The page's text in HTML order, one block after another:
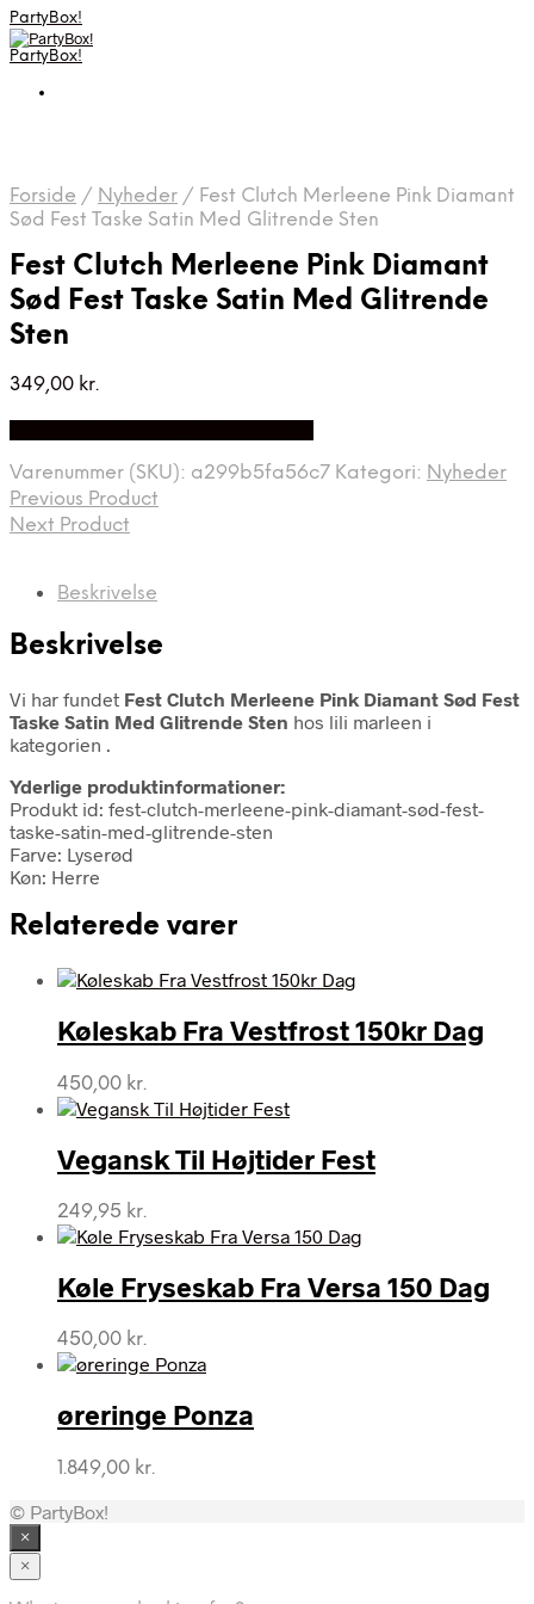
PartyBox!
PartyBox!
Forside / Nyheder / Fest Clutch Merleene Pink Diamant
Sød Fest Taske Satin Med Glitrende Sten
Fest Clutch Merleene Pink Diamant
Sød Fest Taske Satin Med Glitrende
Sten
349,00 kr.
Varenummer (SKU): a299b5fa56c7 Kategori: Nyheder
Previous Product
Next Product
Beskrivelse
Beskrivelse
Vi har fundet Fest Clutch Merleene Pink Diamant Sød Fest
Taske Satin Med Glitrende Sten hos lili marleen i
kategorien .
Yderlige produktinformationer:
Produkt id: fest-clutch-merleene-pink-diamant-sød-fest-
taske-satin-med-glitrende-sten
Farve: Lyserød
Køn: Herre
Relaterede varer
Køleskab Fra Vestfrost 150kr Dag
450,00 kr.
Vegansk Til Højtider Fest
249,95 kr.
Køle Fryseskab Fra Versa 150 Dag
450,00 kr.
øreringe Ponza
1.849,00 kr.
© PartyBox!
×
×